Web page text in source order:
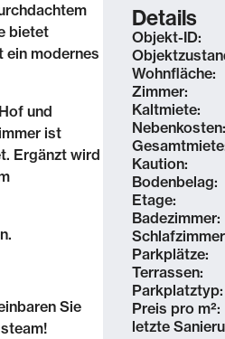
bietet
ein modernes
und
ist
Ergänzt wird
Sie
Details
Objekt-ID:
Wohnfläche:
Zimmer:
Kaltmiete:
Nebenkosten:
Kaution:
Bodenbelag:
Etage:
Badezimmer:
Parkplätze:
Terrassen:
Parkplatztyp:
Preis pro m²:
letzte